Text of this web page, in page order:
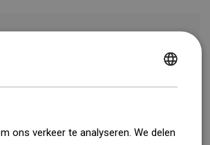
ons verkeer te analyseren. We delen